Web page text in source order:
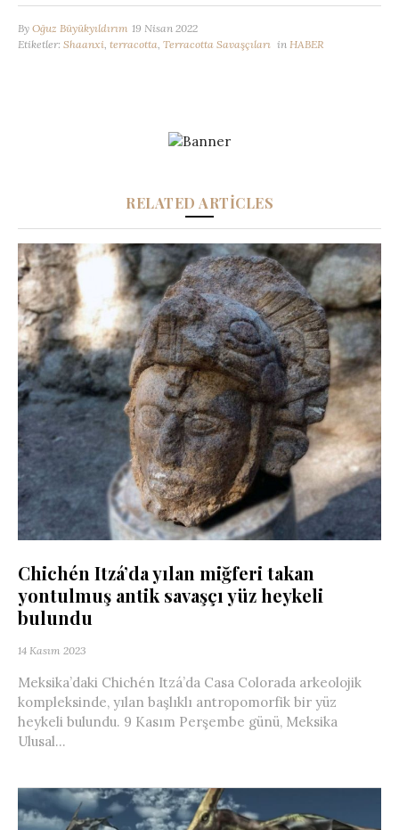
By Oğuz Büyükyıldırım 19 Nisan 2022
Etiketler: Shaanxi terracotta Terracotta Savaşçıları in HABER
RELATED ARTICLES
Chichén Itzá’da yılan miğferi takan
yontulmuş antik savaşçı yüz heykeli
bulundu
14 Kasım 2023
Meksika’daki Chichén Itzá’da Casa Colorada arkeolojik
kompleksinde, yılan başlıklı antropomorfik bir yüz
heykeli bulundu. 9 Kasım Perşembe günü, Meksika
Ulusal...